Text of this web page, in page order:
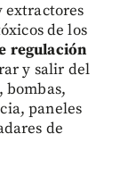
extractores
de los
regulación
y salir del
bombas,
paneles
de